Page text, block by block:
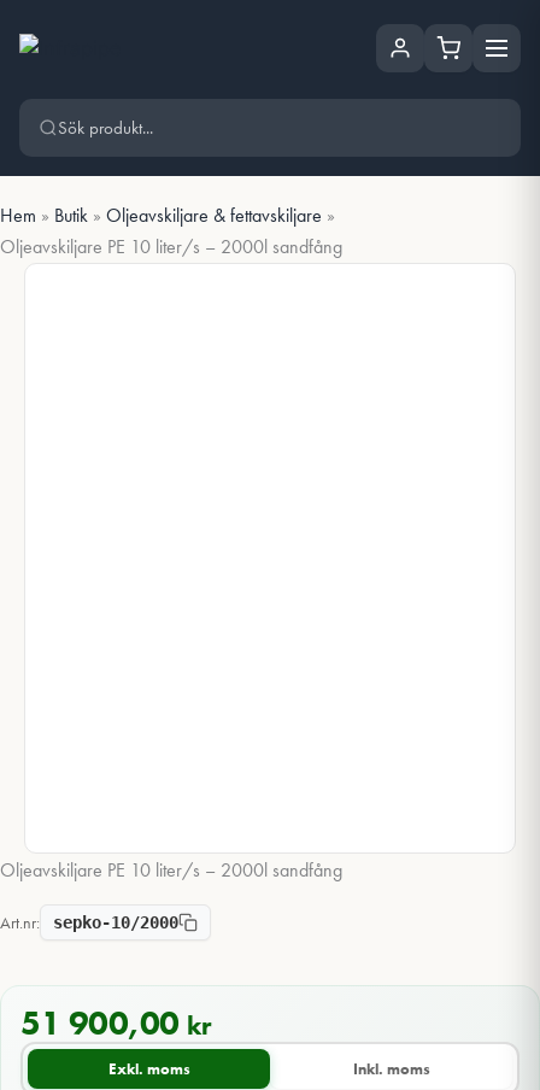
Hem » Butik » Oljeavskiljare & fettavskiljare »
Oljeavskiljare PE 10 liter/s – 2000l sandfång
Oljeavskiljare PE 10 liter/s – 2000l sandfång
Art.nr: sepko-10/2000
51 900,00 kr
Exkl. moms Inkl. moms